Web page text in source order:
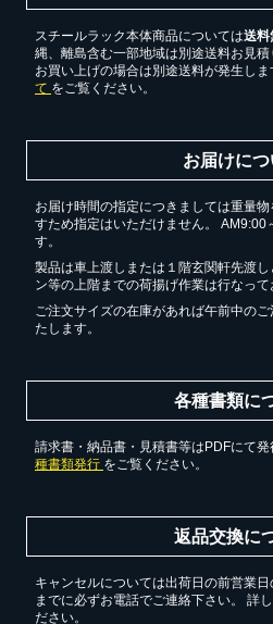
スチールラック本体商品については送料
縄、離島含む一部地域は別途送料お見
お買い上げの場合は別途送料が発生しま
て をご覧ください。
お届けにつ
お届け時間の指定につきましては重量
すため指定はいただけません。 AM9:00
す。
製品は車上渡しまたは１階玄関軒先渡
ン等の上階までの荷揚げ作業は行なって
ご注文サイズの在庫があれば午前中の
たします。
各種書類に
請求書・納品書・見積書等はPDFにて
種書類発行 をご覧ください。
返品交換に
キャンセルについては出荷日の前営業日
までに必ずお電話でご連絡下さい。 詳
ださい。
お買い物を